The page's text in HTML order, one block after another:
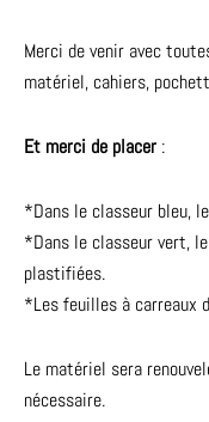
Merci de venir avec
matériel, cahiers,
Et merci de placer :
*Dans le classeur bleu,
*Dans le classeur vert,
plastifiées.
*Les feuilles à carreaux
Le matériel sera
nécessaire.